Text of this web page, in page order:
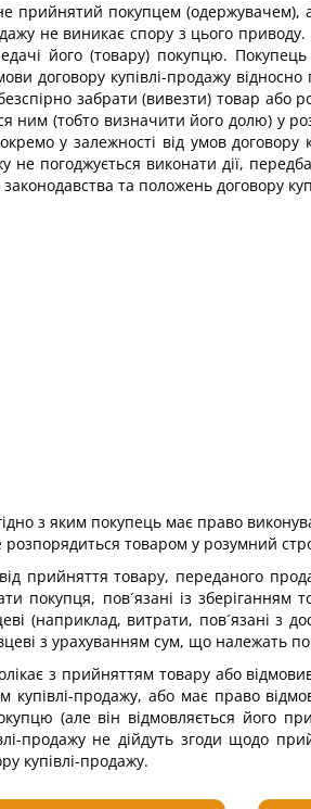
прийнятий покупцем
не виникає спору з цього
його (товару) покупцю.
договору купівлі-продажу відносно
забрати (вивезти) товар
ним (тобто визначити його долю) у
у залежності від умов
не погоджується виконати дії,
та положень договору
з яким покупець має право
товаром у розумний
прийняття товару, переданого
покупця, пов´язані із
(наприклад, витрати, пов´язані з
з урахуванням сум, що належать
з прийняттям товару або
продажу, або має право
(але він відмовляється його
продажу не дійдуть згоди щодо
купівлі-продажу.